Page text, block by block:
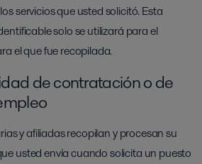
servicios que usted solicitó. Esta
solo se utilizará para el
el que fue recopilada.
de contratación o de
y afiliadas recopilan y procesan su
usted envía cuando solicita un puesto